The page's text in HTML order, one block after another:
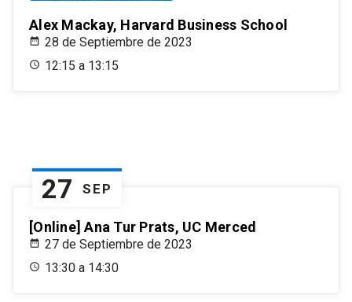
Alex Mackay, Harvard Business School
28 de Septiembre de 2023
12:15 a 13:15
27 SEP
[Online] Ana Tur Prats, UC Merced
27 de Septiembre de 2023
13:30 a 14:30